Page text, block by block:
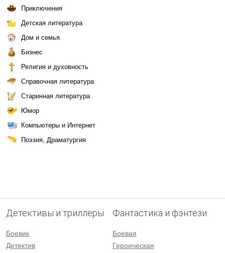
Приключения
Детская литература
Дом и семья
Бизнес
Религия и духовность
Справочная литература
Старинная литература
Юмор
Компьютеры и Интернет
Поэзия, Драматургия
Детективы и триллеры
Боевик
Детектив
Фантастика и фэнтези
Боевая
Героическая